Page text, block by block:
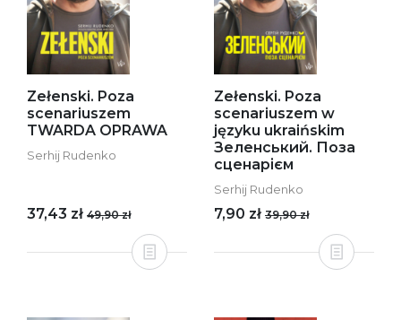
Zełenski. Poza
scenariuszem
TWARDA OPRAWA
Serhij Rudenko
37,43 zł 49,90 zł
Zełenski. Poza
scenariuszem w
języku ukraińskim
Зеленський. Поза
сценарієм
Serhij Rudenko
7,90 zł 39,90 zł